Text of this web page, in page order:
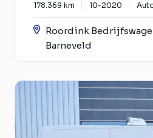
178.369 km 10-2020
Roordink
Barneveld